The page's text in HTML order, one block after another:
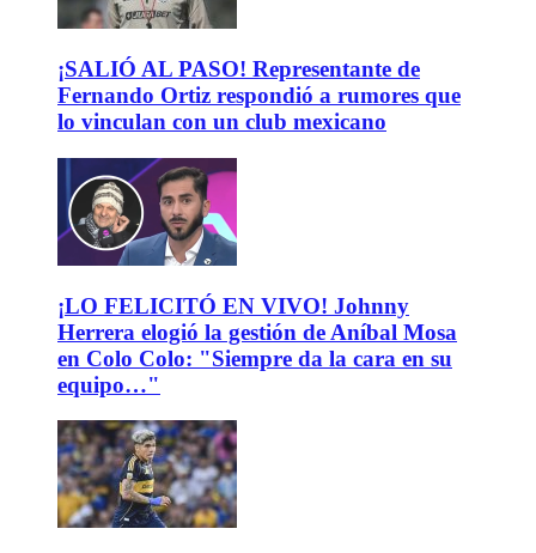
¡SALIÓ AL PASO! Representante de
Fernando Ortiz respondió a rumores que
lo vinculan con un club mexicano
¡LO FELICITÓ EN VIVO! Johnny
Herrera elogió la gestión de Aníbal Mosa
en Colo Colo: "Siempre da la cara en su
equipo…"